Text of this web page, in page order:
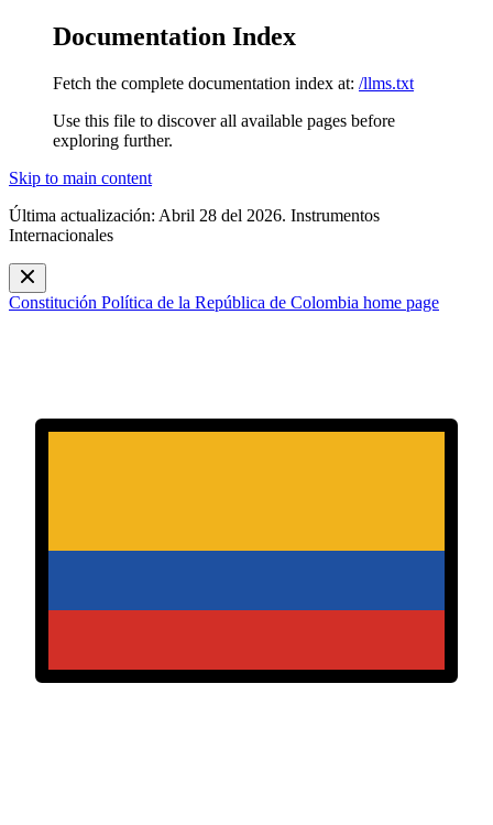
Documentation Index
Fetch the complete documentation index at: /llms.txt
Use this file to discover all available pages before
exploring further.
Skip to main content
Última actualización: Abril 28 del 2026. Instrumentos
Internacionales
Constitución Política de la República de Colombia home page